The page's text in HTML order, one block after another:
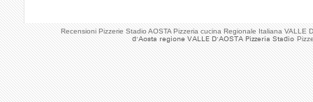
Recensioni Pizzerie Stadio AOSTA Pizzeria cucina Regionale Italiana VALLE
d'Aosta regione VALLE D'AOSTA Pizzeria Stadio